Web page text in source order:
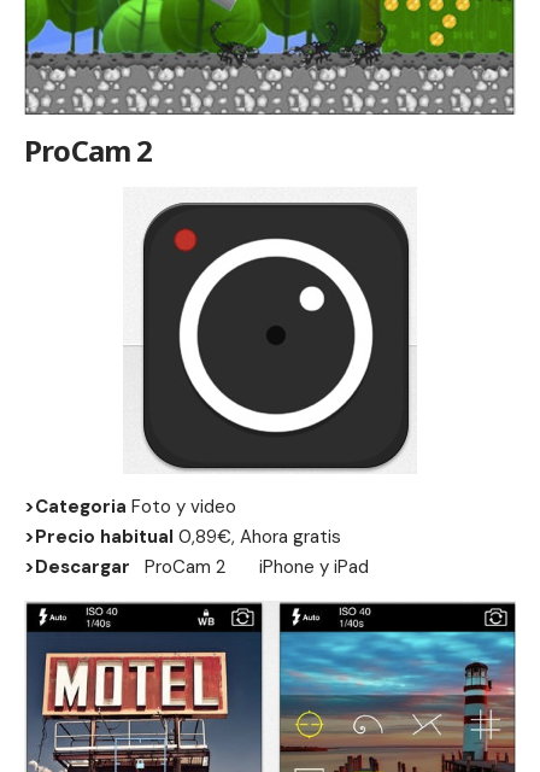
ProCam 2
>Categoria Foto y video
>Precio habitual 0,89€, Ahora gratis
>Descargar
ProCam 2 iPhone y iPad